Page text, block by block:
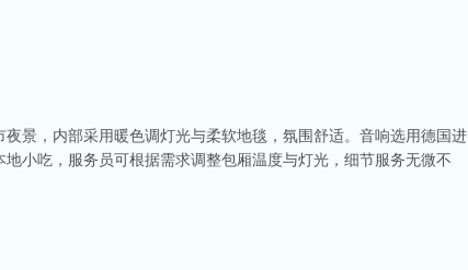
景，内部采用暖色调灯光与柔软地毯，氛围舒适。音响选用德国进
小吃，服务员可根据需求调整包厢温度与灯光，细节服务无微不